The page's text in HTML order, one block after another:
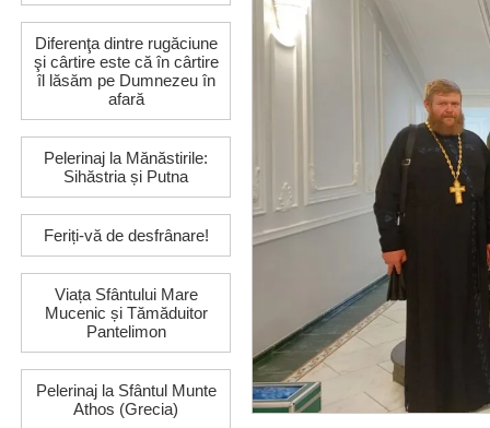
Diferenţa dintre rugăciune
şi cârtire este că în cârtire
îl lăsăm pe Dumnezeu în
afară
Pelerinaj la Mănăstirile:
Sihăstria și Putna
Feriți-vă de desfrânare!
Viața Sfântului Mare
Mucenic și Tămăduitor
Pantelimon
Pelerinaj la Sfântul Munte
Athos (Grecia)